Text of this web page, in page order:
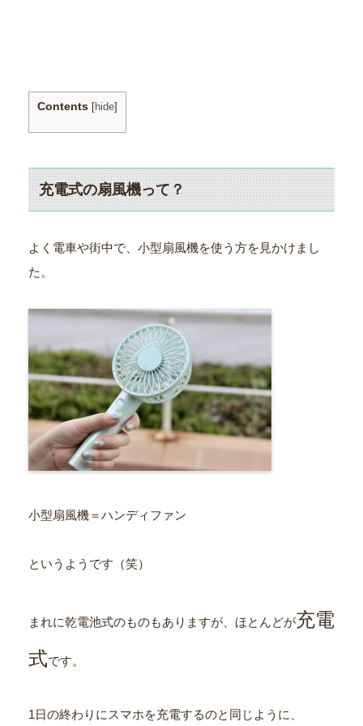
Contents [hide]
充電式の扇風機って？
よく電車や街中で、小型扇風機を使う方を見かけまし
た。
小型扇風機＝ハンディファン
というようです（笑）
まれに乾電池式のものもありますが、ほとんどが充電
式です。
1日の終わりにスマホを充電するのと同じように、